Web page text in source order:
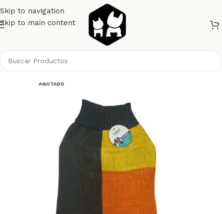
Skip to navigation
Skip to main content
AGOTADO